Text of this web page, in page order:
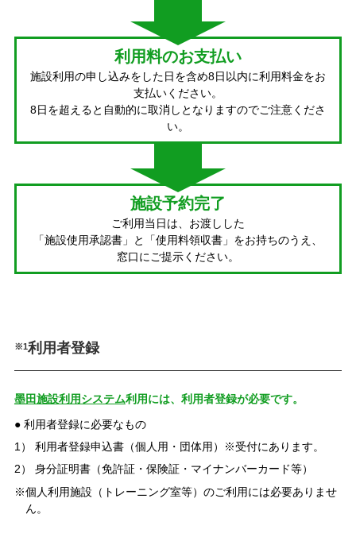
利用料のお支払い
施設利用の申し込みをした日を含め8日以内に利用料金をお
支払いください。
8日を超えると自動的に取消しとなりますのでご注意くださ
い。
施設予約完了
ご利用当日は、お渡しした
「施設使用承認書」と「使用料領収書」をお持ちのうえ、
窓口にご提示ください。
※1利用者登録
墨田施設利用システム利用には、利用者登録が必要です。
利用者登録に必要なもの
利用者登録申込書（個人用・団体用）※受付にあります。
身分証明書（免許証・保険証・マイナンバーカード等）
※個人利用施設（トレーニング室等）のご利用には必要ありませ
ん。